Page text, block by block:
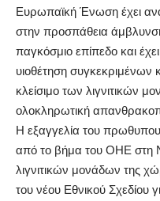
Ευρωπαϊκή Ένωση έχει
στην προσπάθεια
παγκόσμιο επίπεδο και
υιοθέτηση συγκεκριμένων
κλείσιμο των λιγνιτικών
ολοκληρωτική
Η εξαγγελία του
από το βήμα του ΟΗΕ στη
λιγνιτικών μονάδων της
του νέου Εθνικού Σχεδίου